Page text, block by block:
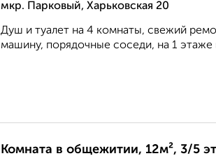
мкр. Парковый, Харьковская 20
Душ и туалет на 4 комнаты, свежий
машину, порядочные соседи, на 1 этаже
Комната в общежитии, 12м², 3/5